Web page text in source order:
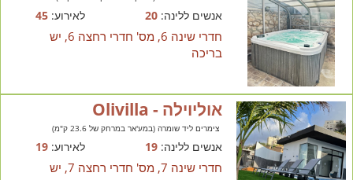
אנשים ללינה:20 לאירוע:45
חדרי שינה 6, מס' חדרי רחצה 6, יש
בריכה
אוליוילה - Olivilla
צימרים ליד שומרה (במע'אר במרחק של 23.6 ק"מ)
אנשים ללינה:19 לאירוע:19
חדרי שינה 7, מס' חדרי רחצה 7, יש